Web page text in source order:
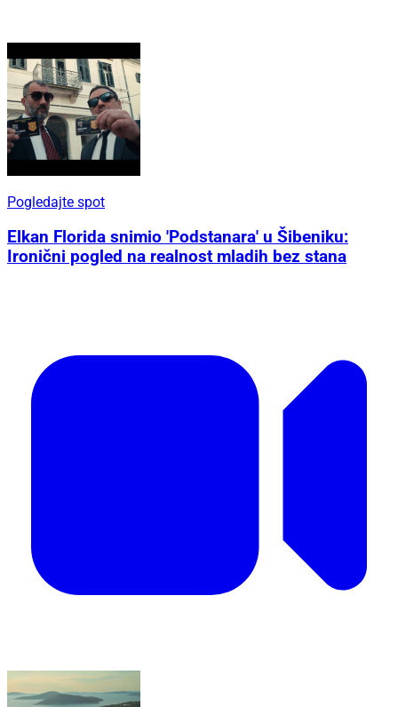
Pogledajte spot
Elkan Florida snimio 'Podstanara' u Šibeniku:
Ironični pogled na realnost mladih bez stana